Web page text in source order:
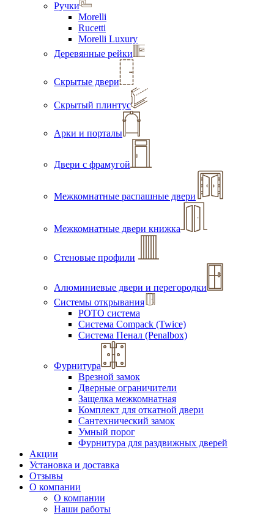
Ручки
Morelli
Rucetti
Morelli Luxury
Деревянные рейки
Скрытые двери
Скрытый плинтус
Арки и порталы
Двери с фрамугой
Межкомнатные распашные двери
Межкомнатные двери книжка
Стеновые профили
Алюминиевые двери и перегородки
Системы открывания
РОТО система
Система Compack (Twice)
Система Пенал (Penalbox)
Фурнитура
Врезной замок
Дверные ограничители
Защелка межкомнатная
Комплект для откатной двери
Сантехнический замок
Умный порог
Фурнитура для раздвижных дверей
Акции
Установка и доставка
Отзывы
О компании
О компании
Наши работы